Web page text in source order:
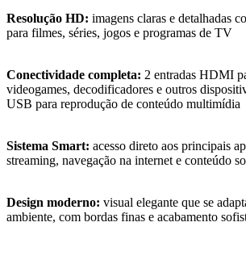
Resolução HD: imagens claras e detalhadas
para filmes, séries, jogos e programas de TV
Conectividade completa: 2 entradas HDMI
videogames, decodificadores e outros
USB para reprodução de conteúdo multimídia
Sistema Smart: acesso direto aos principais
streaming, navegação na internet e conteúdo
Design moderno: visual elegante que se
ambiente, com bordas finas e acabamento